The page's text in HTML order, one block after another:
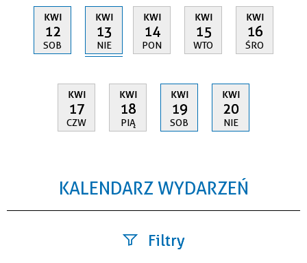
KWI
12
SOB
KWI
13
NIE
KWI
14
PON
KWI
15
WTO
KWI
16
ŚRO
KWI
17
CZW
KWI
18
PIĄ
KWI
19
SOB
KWI
20
NIE
KALENDARZ WYDARZEŃ
Filtry